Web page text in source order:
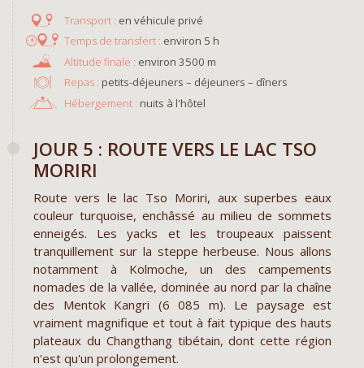
en véhicule privé
environ 5 h
environ 3500 m
Repas : petits-déjeuners – déjeuners – dîners
Hébergement : nuits à l'hôtel
JOUR 5 : ROUTE VERS LE LAC TSO
MORIRI
Route vers le lac Tso Moriri, aux superbes eaux
couleur turquoise, enchâssé au milieu de sommets
enneigés. Les yacks et les troupeaux paissent
tranquillement sur la steppe herbeuse. Nous allons
notamment à Kolmoche, un des campements
nomades de la vallée, dominée au nord par la chaîne
des Mentok Kangri (6 085 m). Le paysage est
vraiment magnifique et tout à fait typique des hauts
plateaux du Changthang tibétain, dont cette région
n'est qu'un prolongement.